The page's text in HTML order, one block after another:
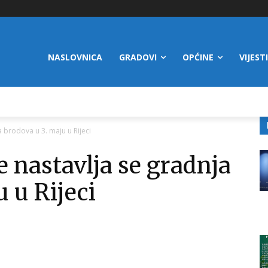
NASLOVNICA GRADOVI OPĆINE VIJESTI
u 3. maju u Rijeci
nastavlja se gradnja
u Rijeci